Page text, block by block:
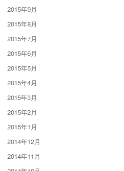
2015年9月
2015年8月
2015年7月
2015年6月
2015年5月
2015年4月
2015年3月
2015年2月
2015年1月
2014年12月
2014年11月